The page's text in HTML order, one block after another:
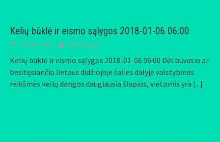
Kelių būklė ir eismo sąlygos 2018-01-06 06:00
2018-01-06 Mindaugas
Kelių būklė ir eismo sąlygos 2018-01-06 06:00 Dėl buvusio ar
besitęsiančio lietaus didžiojoje šalies dalyje valstybinės
reikšmės kelių dangos daugiausia šlapios, vietomis yra [...]